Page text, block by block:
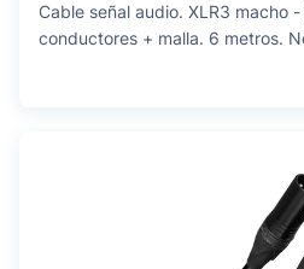
Cable señal audio. XLR3 macho
conductores + malla. 6 metros.